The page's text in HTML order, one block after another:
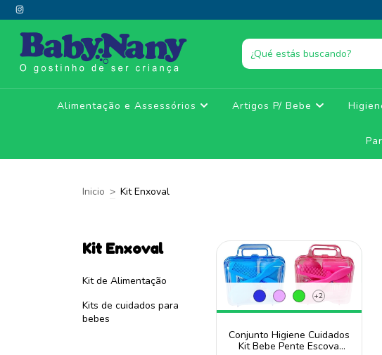
Alimentação e Assessórios Artigos P/ Bebe
Inicio > Kit Enxoval
Kit Enxoval
Kit de Alimentação
Kits de cuidados para
bebes
+2
Conjunto Higiene Cuidados
Kit Bebe Pente Escova